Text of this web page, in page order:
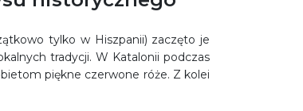
tylko w Hiszpanii) zaczęto je
tradycji. W Katalonii podczas
piękne czerwone róże. Z kolei